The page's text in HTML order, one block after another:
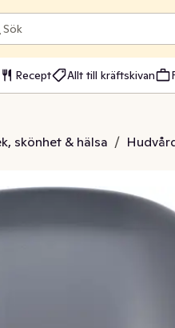
Recept Allt till kräftskivan
skönhet & hälsa /